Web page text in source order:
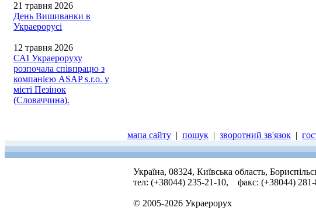
21 травня 2026
День Вишиванки в
Украерорусі
12 травня 2026
САІ Украероруху
розпочала співпрацю з
компанією ASAP s.r.o. у
місті Пезінок
(Словаччина).
мапа сайту | пошук | зворотний зв'язок |
Україна, 08324, Київська область,
тел: (+38044) 235-21-10, факс: (+38044)
© 2005-2026 Украерорух